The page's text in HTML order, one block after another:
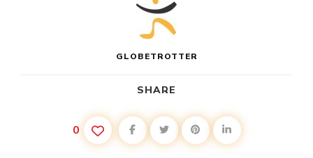
GLOBETROTTER
SHARE
0